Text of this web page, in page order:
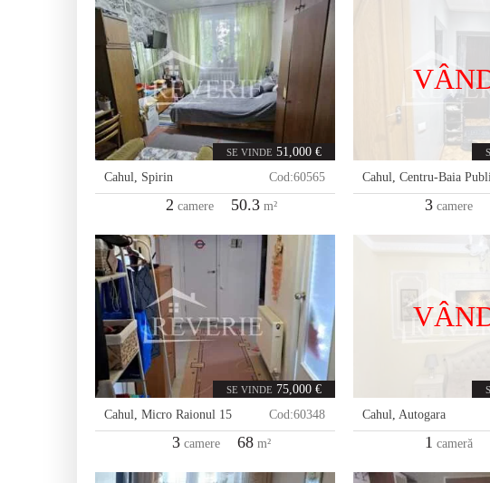
SE VINDE 51,000 €
Cahul, Spirin Cod:60565
2 camere 50.3 m²
Cahul,Centru-Baia
3 camere
SE VINDE 75,000 €
Cahul, Micro Raionul 15 Cod:60348
3 camere 68 m²
Cahul,Autogara
1 cameră